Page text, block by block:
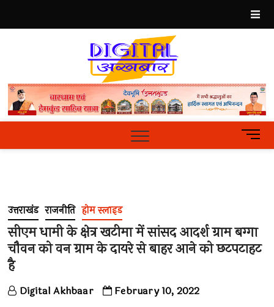
content
Hindi
News
PortalM
e
t
o
n
उत्तराखंड राजनीति होम स्लाइड
सीएम धामी के क्षेत्र खटीमा में सांसद आदर्श ग्राम बग्गा
चौवन को वन ग्राम के दायरे से बाहर आने को छटपटाहट
है
Digital Akhbaar February 10, 2022